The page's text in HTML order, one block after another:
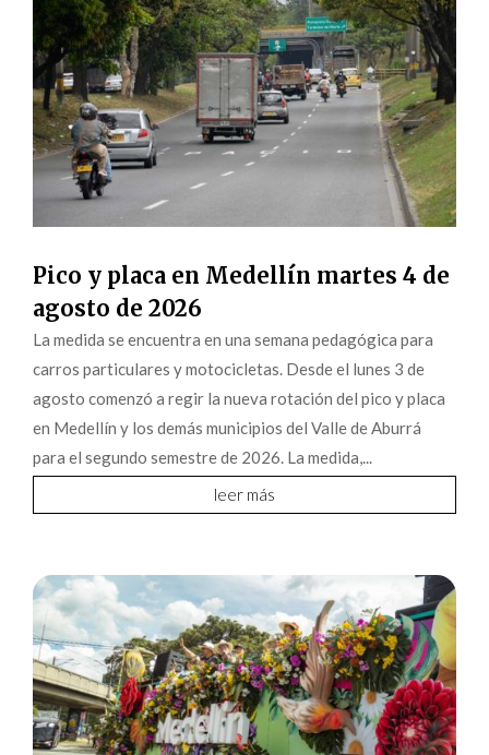
Pico y placa en Medellín martes 4 de
agosto de 2026
La medida se encuentra en una semana pedagógica para
carros particulares y motocicletas. Desde el lunes 3 de
agosto comenzó a regir la nueva rotación del pico y placa
en Medellín y los demás municipios del Valle de Aburrá
para el segundo semestre de 2026. La medida,...
leer más